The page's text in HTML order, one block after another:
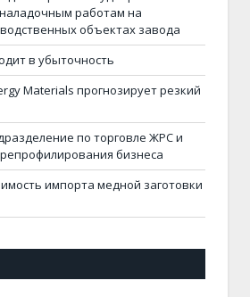
работам на
объектах завода
в убыточность
Materials прогнозирует резкий
по торговле ЖРС и
бизнеса
импорта медной заготовки